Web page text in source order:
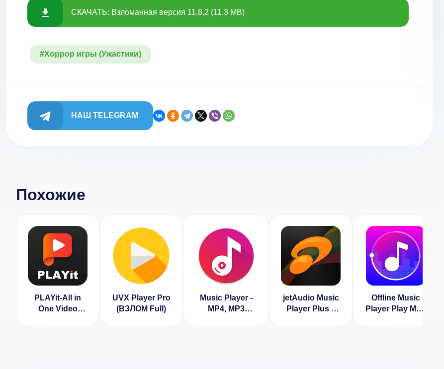
СКАЧАТЬ: Взломанная версия 11.8.2 (11.3 MB)
#Хоррор игры (Ужастики)
НАШ TELEGRAM
Похожие
PLAYit-All in
One Video
UVX Player Pro
(ВЗЛОМ Full)
Music Player -
MP4, MP3
jetAudio Music
Player Plus v
Offline Music
Player Play MP3